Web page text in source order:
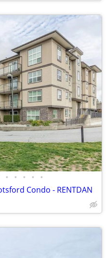
• • • • •
Condo - RENTDAN